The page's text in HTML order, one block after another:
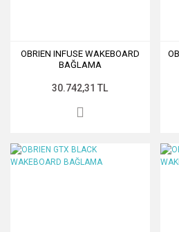
OBRIEN INFUSE WAKEBOARD
BAĞLAMA
30.742,31 TL